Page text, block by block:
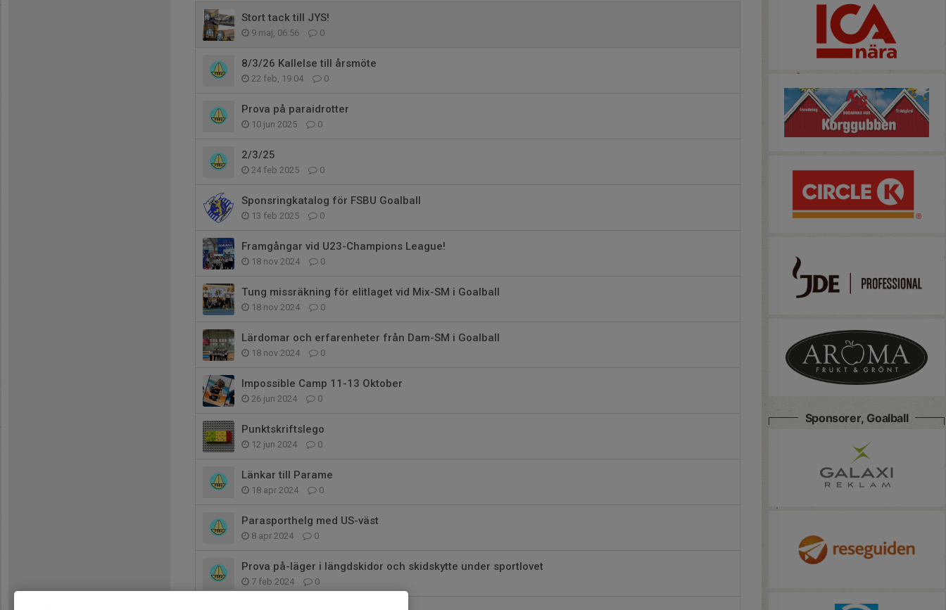
Stort tack till JYS!
9 maj, 06:56 0
8/3/26 Kallelse till årsmöte
22 feb, 19:04 0
Prova på paraidrotter
10 jun 2025 0
2/3/25
24 feb 2025 0
Sponsringkatalog för FSBU Goalball
13 feb 2025 0
Framgångar vid U23-Champions League!
18 nov 2024 0
Tung missräkning för elitlaget vid Mix-SM i Goalball
18 nov 2024 0
Lärdomar och erfarenheter från Dam-SM i Goalball
18 nov 2024 0
Impossible Camp 11-13 Oktober
26 jun 2024 0
Punktskriftslego
12 jun 2024 0
Länkar till Parame
18 apr 2024 0
Parasporthelg med US-väst
8 apr 2024 0
Prova på-läger i längdskidor och skidskytte under sportlovet
7 feb 2024 0
Sponsorer, Goalball